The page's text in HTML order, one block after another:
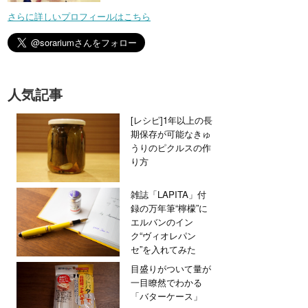
さらに詳しいプロフィールはこちら
人気記事
[レシピ]1年以上の長
期保存が可能なきゅ
うりのピクルスの作
り方
雑誌「LAPITA」付
録の万年筆“檸檬”に
エルバンのイン
ク“ヴィオレパン
セ”を入れてみた
目盛りがついて量が
一目瞭然でわかる
「バターケース」